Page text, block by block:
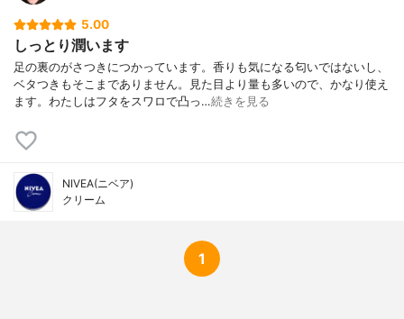
5.00
しっとり潤います
足の裏のがさつきにつかっています。香りも気になる匂いではないし、
ベタつきもそこまでありません。見た目より量も多いので、かなり使え
ます。わたしはフタをスワロで凸っ…続きを見る
NIVEA(ニベア)
クリーム
1